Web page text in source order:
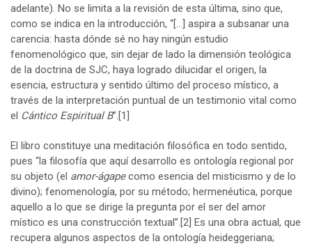
adelante). No se limita a la revisión de esta última, sino que,
como se indica en la introducción, “[…] aspira a subsanar una
carencia: hasta dónde sé no hay ningún estudio
fenomenológico que, sin dejar de lado la dimensión teológica
de la doctrina de SJC, haya logrado dilucidar el origen, la
esencia, estructura y sentido último del proceso místico, a
través de la interpretación puntual de un testimonio vital como
el Cántico Espiritual B”.[1]
El libro constituye una meditación filosófica en todo sentido,
pues “la filosofía que aquí desarrollo es ontología regional por
su objeto (el amor-ágapecomo esencia del misticismo y de lo
divino); fenomenología, por su método; hermenéutica, porque
aquello a lo que se dirige la pregunta por el ser del amor
místico es una construcción textual”.[2] Es una obra actual, que
recupera algunos aspectos de la ontología heideggeriana;